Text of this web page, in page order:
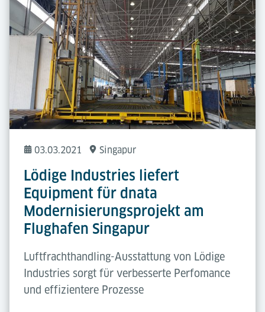
03.03.2021 Singapur
Lödige Industries liefert
Equipment für dnata
Modernisierungsprojekt am
Flughafen Singapur
Luftfrachthandling-Ausstattung von Lödige
Industries sorgt für verbesserte Perfomance
und effizientere Prozesse